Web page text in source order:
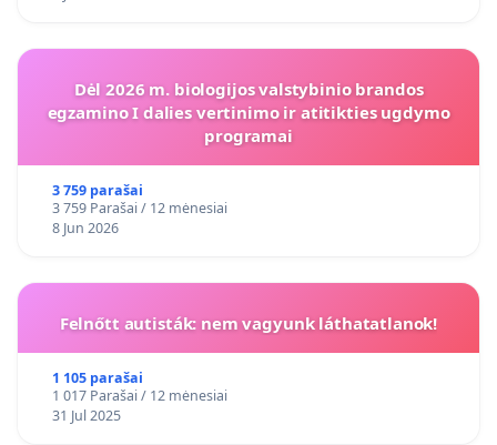
Dėl 2026 m. biologijos valstybinio brandos
egzamino I dalies vertinimo ir atitikties ugdymo
programai
3 759 parašai
3 759 Parašai / 12 mėnesiai
8 Jun 2026
Felnőtt autisták: nem vagyunk láthatatlanok!
1 105 parašai
1 017 Parašai / 12 mėnesiai
31 Jul 2025